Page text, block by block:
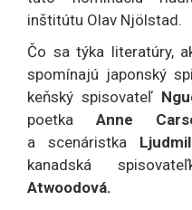
inštitútu Olav Njölstad.
Čo sa týka literatúry,
spomínajú japonský
keňský spisovateľ
poetka Anne
a scenáristka
kanadská
Atwoodová.